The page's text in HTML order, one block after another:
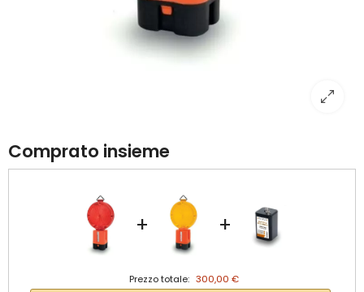
Comprato insieme
+ +
Prezzo totale: 300,00 €